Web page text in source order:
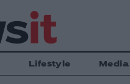
Lifestyle Media